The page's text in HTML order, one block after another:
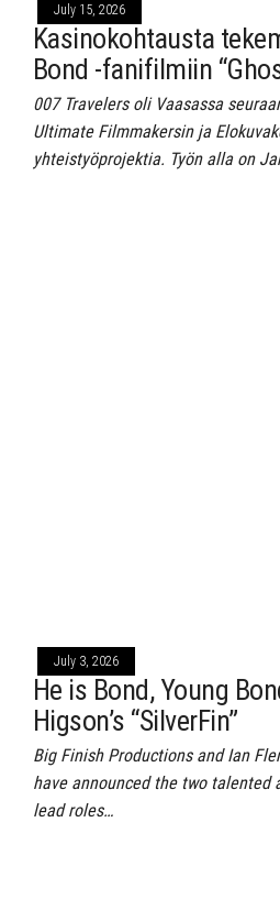
July 15, 2026
Kasinokohtausta
Bond -fanifilmiin
007 Travelers oli Vaasassa
Ultimate Filmmakersin ja
yhteistyöprojektia. Työn alla on
July 3, 2026
He is Bond, Young
Higson’s “SilverFin”
Big Finish Productions and Ian
have announced the two talented
lead roles…